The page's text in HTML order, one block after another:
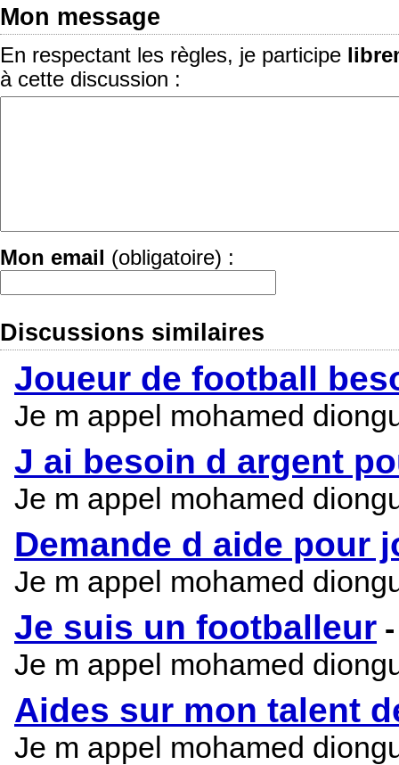
Mon message
En respectant les règles, je participe
à cette discussion :
Mon email (obligatoire) :
Discussions similaires
Joueur de football
Je m appel mohamed
J ai besoin d argent
Je m appel mohamed
Demande d aide pour
Je m appel mohamed
Je suis un footballeur
Je m appel mohamed
Aides sur mon talent
Je m appel mohamed